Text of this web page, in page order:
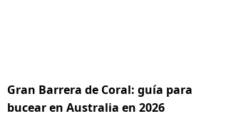
Gran Barrera de Coral: guía para
bucear en Australia en 2026